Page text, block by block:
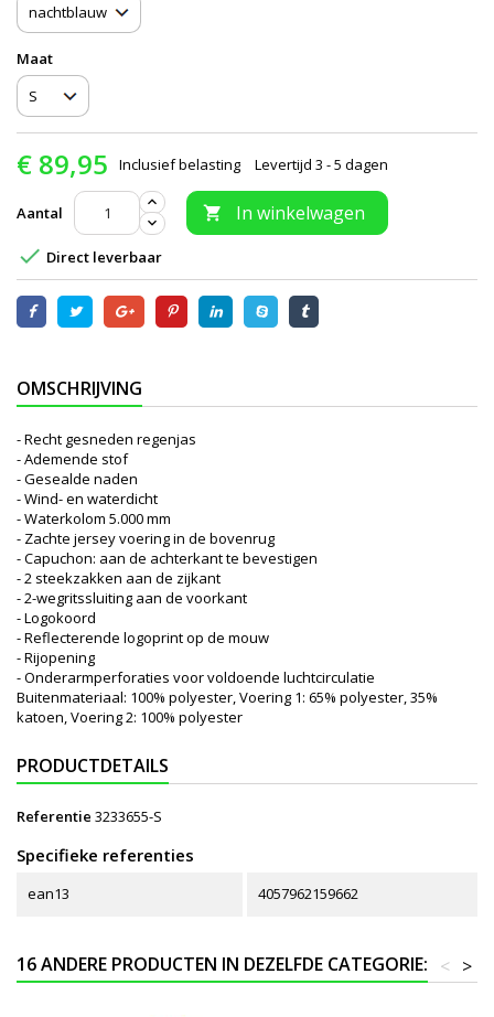
Maat
€ 89,95 Inclusief belasting Levertijd 3 - 5 dagen
Aantal  In winkelwagen
 Direct leverbaar
OMSCHRIJVING
- Recht gesneden regenjas
- Ademende stof
- Gesealde naden
- Wind- en waterdicht
- Waterkolom 5.000 mm
- Zachte jersey voering in de bovenrug
- Capuchon: aan de achterkant te bevestigen
- 2 steekzakken aan de zijkant
- 2-wegritssluiting aan de voorkant
- Logokoord
- Reflecterende logoprint op de mouw
- Rijopening
- Onderarmperforaties voor voldoende luchtcirculatie
Buitenmateriaal: 100% polyester, Voering 1: 65% polyester, 35%
katoen, Voering 2: 100% polyester
PRODUCTDETAILS
Referentie 3233655-S
Specifieke referenties
ean13 4057962159662
16 ANDERE PRODUCTEN IN DEZELFDE CATEGORIE: >
<